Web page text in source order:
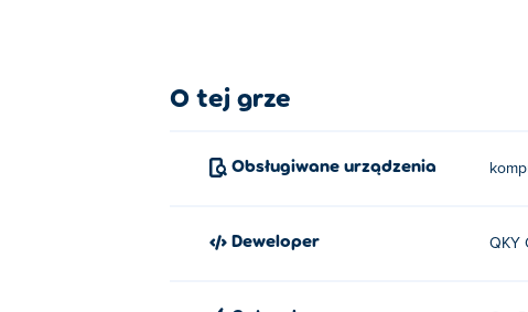
O tej grze
Obsługiwane urządzenia
Deweloper QKY